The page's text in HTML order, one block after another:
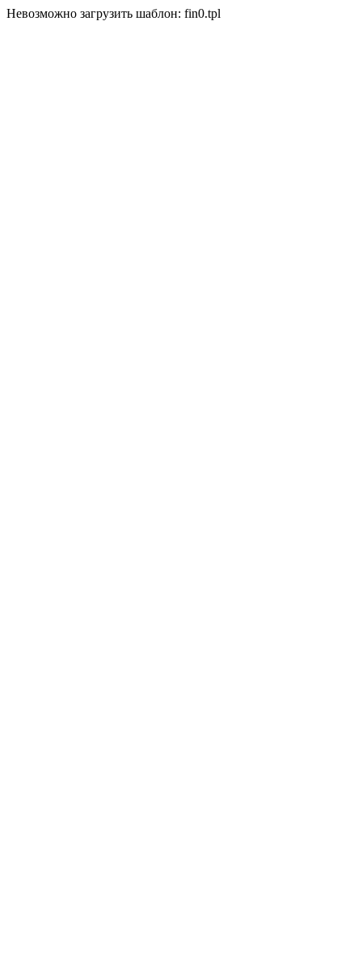
Невозможно загрузить шаблон: fin0.tpl